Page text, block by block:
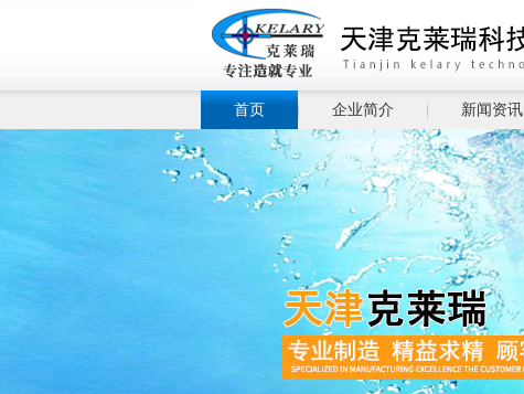
首页 企业简介 新闻资讯